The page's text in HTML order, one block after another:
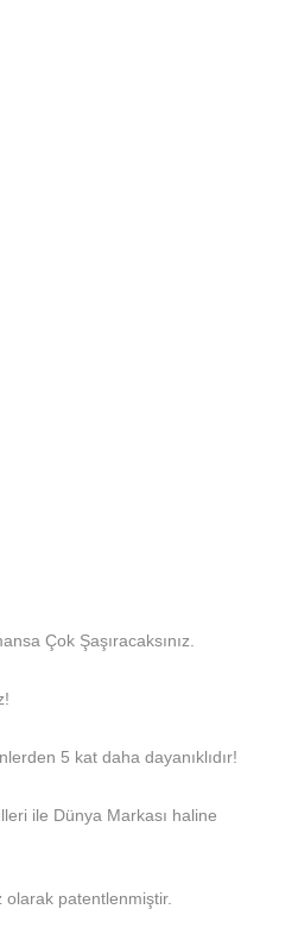
Çok Şaşıracaksınız.
5 kat daha dayanıklıdır!
ile Dünya Markası haline
patentlenmiştir.